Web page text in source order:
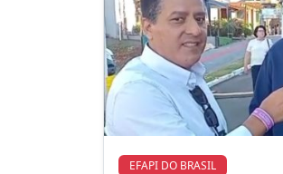
EFAPI DO BRASIL